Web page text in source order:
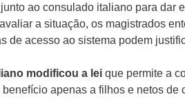
ao consulado italiano para dar
a situação, os magistrados
de acesso ao sistema podem
modificou a lei que permite a
apenas a filhos e netos de